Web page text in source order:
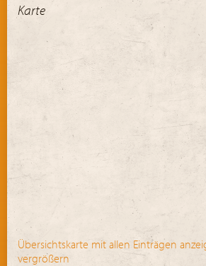
Karte
Übersichtskarte mit allen Einträgen
vergrößern